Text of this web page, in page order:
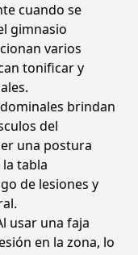
cuando se
gimnasio
varios
tonificar y
brindan
del
una postura
tabla
de lesiones y
usar una faja
en la zona, lo